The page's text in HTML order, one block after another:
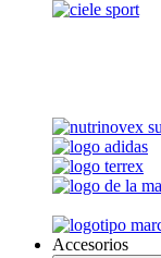
Accesorios